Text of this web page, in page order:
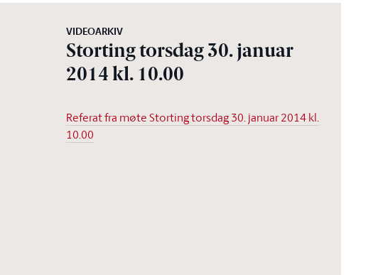
VIDEOARKIV
Storting torsdag 30. januar
2014 kl. 10.00
Referat fra møte Storting torsdag 30. januar 2014 kl.
10.00